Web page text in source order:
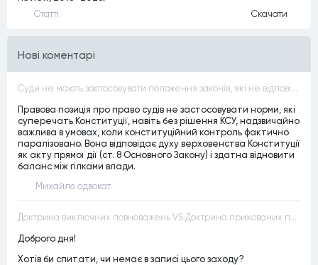
Статтi Скачати
Нові коментарі
Суди не мають застосовувати положення законів, які не відповідають Конституції, незалежно від того, чи визнавалися вони Конституційним Судом України неконституційними, тобто закони, що суперечать Конституції України не можуть застосовуватися навіть у випадках, коли вони є чинними
Правова позиція про право судів не застосовувати норми, які
суперечать Конституції, навіть без рішення КСУ, надзвичайно
важлива в умовах, коли конституційний контроль фактично
паралізовано. Вона відповідає духу верховенства Конституції
як акту прямої дії (ст. 8 Основного Закону) і здатна відновити
баланс між гілками влади.
Михайло адвокат
Доктрина виключних повноважень VS Доктрина прихованих повноважень
Доброго дня!
Хотів би спитати, чи немає в записі цього заходу?